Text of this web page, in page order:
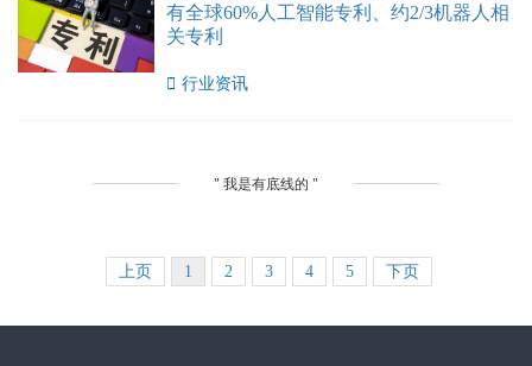
有全球60%人工智能专利、约2/3机器人相
关专利
 行业资讯
" 我是有底线的 "
上页 1 2 3 4 5 下页